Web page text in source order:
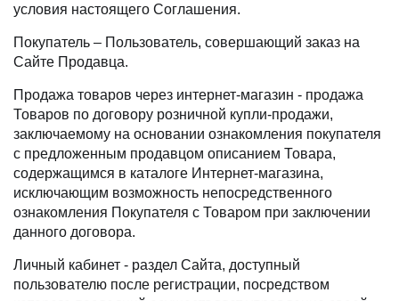
условия настоящего Соглашения.
Покупатель – Пользователь, совершающий заказ на
Сайте Продавца.
Продажа товаров через интернет-магазин - продажа
Товаров по договору розничной купли-продажи,
заключаемому на основании ознакомления покупателя
с предложенным продавцом описанием Товара,
содержащимся в каталоге Интернет-магазина,
исключающим возможность непосредственного
ознакомления Покупателя с Товаром при заключении
данного договора.
Личный кабинет - раздел Сайта, доступный
пользователю после регистрации, посредством